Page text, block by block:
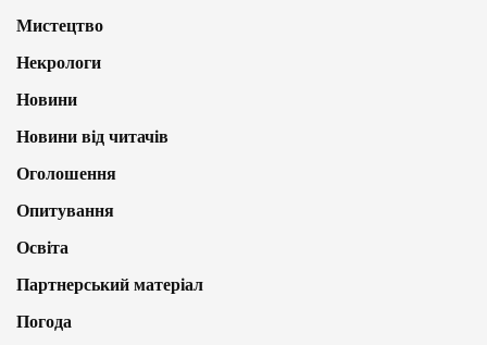
Мистецтво
Некрологи
Новини
Новини від читачів
Оголошення
Опитування
Освіта
Партнерський матеріал
Погода